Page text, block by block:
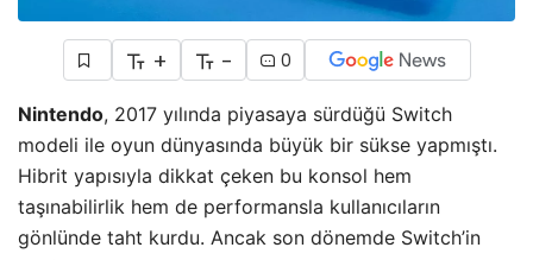
+ - 0
Nintendo, 2017 yılında piyasaya sürdüğü Switch
modeli ile oyun dünyasında büyük bir sükse yapmıştı.
Hibrit yapısıyla dikkat çeken bu konsol hem
taşınabilirlik hem de performansla kullanıcıların
gönlünde taht kurdu. Ancak son dönemde Switch’in